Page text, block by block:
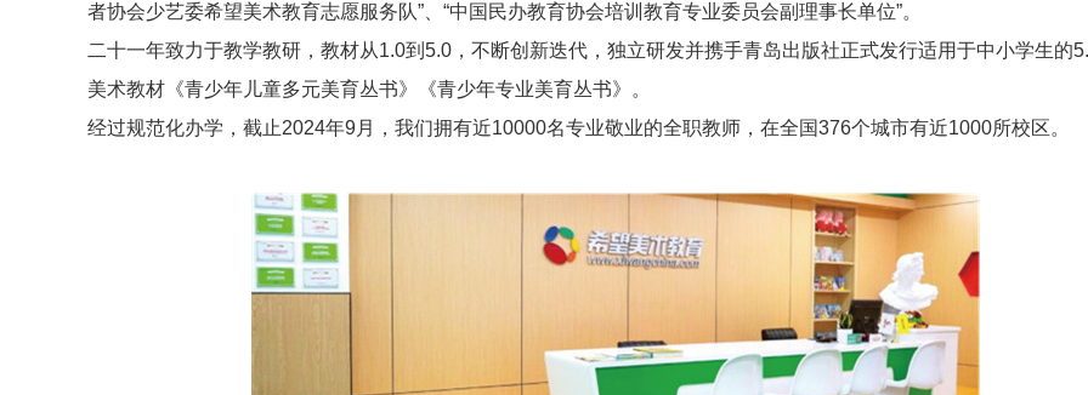
者协会少艺委希望美术教育志愿服务队”、“中国民办教育协会培训教育专业委员会副理事长单位”。
二十一年致力于教学教研，教材从1.0到5.0，不断创新迭代，独立研发并携手青岛出版社正式发行适用于中小学生的
美术教材《青少年儿童多元美育丛书》《青少年专业美育丛书》。
经过规范化办学，截止2024年9月，我们拥有近10000名专业敬业的全职教师，在全国376个城市有近1000所校区。